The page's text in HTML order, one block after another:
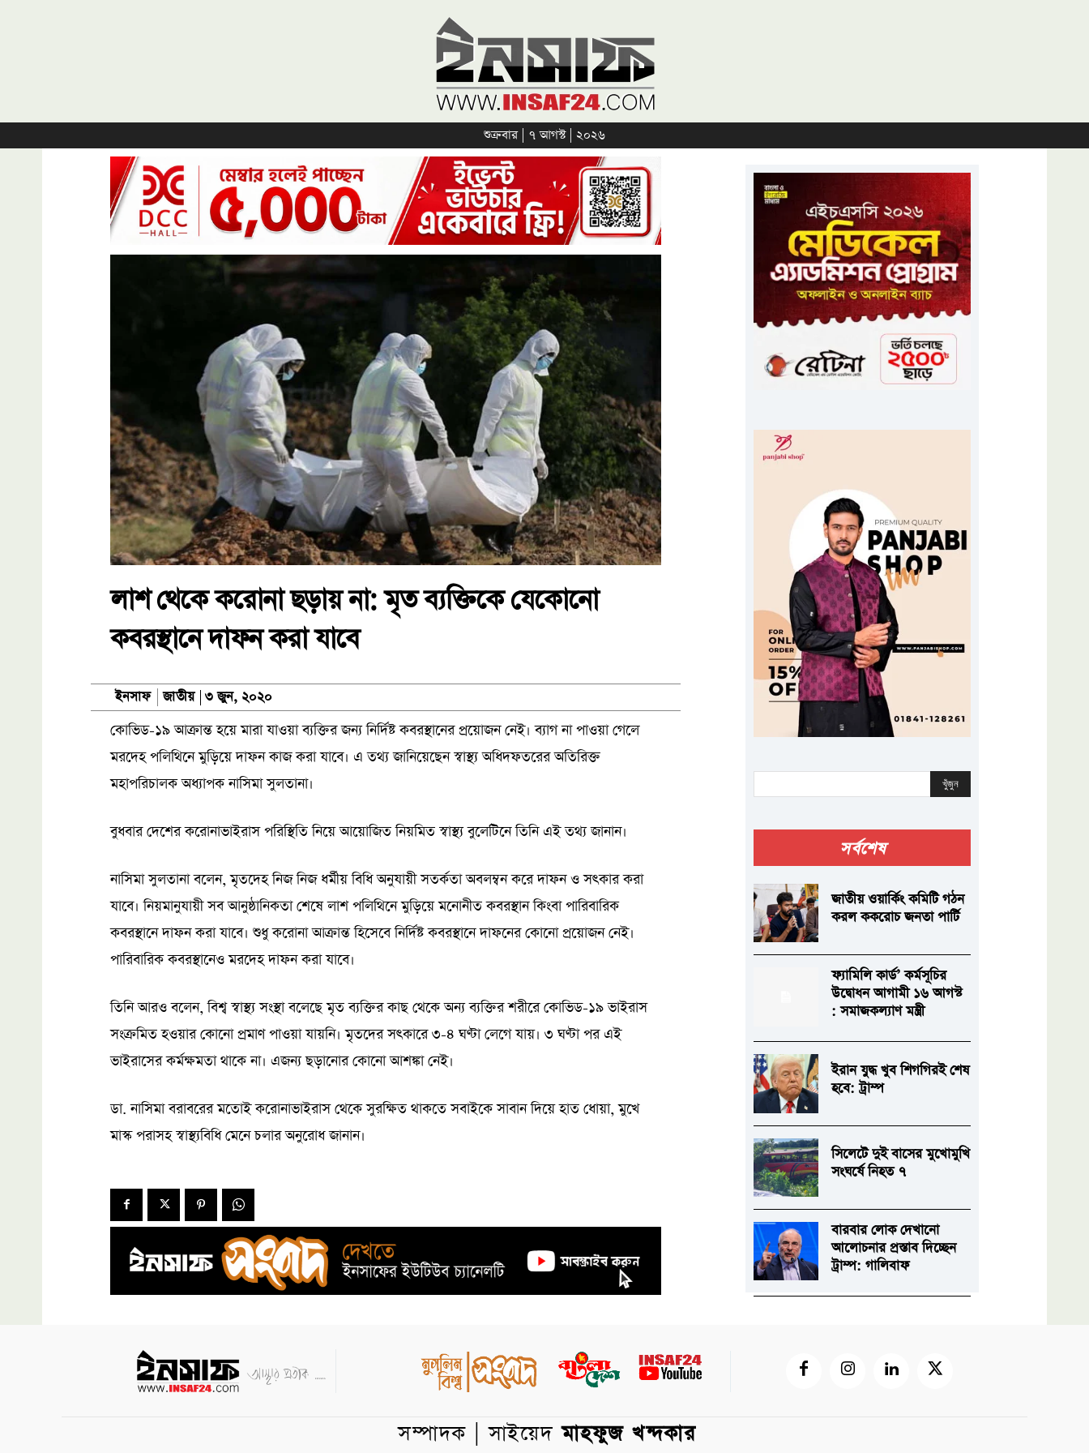
শুক্রবার | ৭ আগস্ট | ২০২৬
লাশ থেকে করোনা ছড়ায় না: মৃত ব্যক্তিকে যেকোনো
কবরস্থানে দাফন করা যাবে
ইনসাফ জাতীয় ৩ জুন, ২০২০
কোভিড-১৯ আক্রান্ত হয়ে মারা যাওয়া ব্যক্তির জন্য নির্দিষ্ট কবরস্থানের প্রয়োজন নেই। ব্যাগ না পাওয়া গেলে
মরদেহ পলিথিনে মুড়িয়ে দাফন কাজ করা যাবে। এ তথ্য জানিয়েছেন স্বাস্থ্য অধিদফতরের অতিরিক্ত
মহাপরিচালক অধ্যাপক নাসিমা সুলতানা।
বুধবার দেশের করোনাভাইরাস পরিস্থিতি নিয়ে আয়োজিত নিয়মিত স্বাস্থ্য বুলেটিনে তিনি এই তথ্য জানান।
নাসিমা সুলতানা বলেন, মৃতদেহ নিজ নিজ ধর্মীয় বিধি অনুযায়ী সতর্কতা অবলম্বন করে দাফন ও সৎকার করা
যাবে। নিয়মানুযায়ী সব আনুষ্ঠানিকতা শেষে লাশ পলিথিনে মুড়িয়ে মনোনীত কবরস্থান কিংবা পারিবারিক
কবরস্থানে দাফন করা যাবে। শুধু করোনা আক্রান্ত হিসেবে নির্দিষ্ট কবরস্থানে দাফনের কোনো প্রয়োজন নেই।
পারিবারিক কবরস্থানেও মরদেহ দাফন করা যাবে।
তিনি আরও বলেন, বিশ্ব স্বাস্থ্য সংস্থা বলেছে মৃত ব্যক্তির কাছ থেকে অন্য ব্যক্তির শরীরে কোভিড-১৯ ভাইরাস
সংক্রমিত হওয়ার কোনো প্রমাণ পাওয়া যায়নি। মৃতদের সৎকারে ৩-৪ ঘণ্টা লেগে যায়। ৩ ঘণ্টা পর এই
ভাইরাসের কর্মক্ষমতা থাকে না। এজন্য ছড়ানোর কোনো আশঙ্কা নেই।
ডা. নাসিমা বরাবরের মতোই করোনাভাইরাস থেকে সুরক্ষিত থাকতে সবাইকে সাবান দিয়ে হাত ধোয়া, মুখে
মাস্ক পরাসহ স্বাস্থ্যবিধি মেনে চলার অনুরোধ জানান।
খুঁজুন
সর্বশেষ
জাতীয় ওয়ার্কিং কমিটি গঠন
করল ককরোচ জনতা পার্টি
ফ্যামিলি কার্ড’ কর্মসূচির
উদ্বোধন আগামী ১৬ আগস্ট
: সমাজকল্যাণ মন্ত্রী
ইরান যুদ্ধ খুব শিগগিরই শেষ
হবে: ট্রাম্প
সিলেটে দুই বাসের মুখোমুখি
সংঘর্ষে নিহত ৭
বারবার লোক দেখানো
আলোচনার প্রস্তাব দিচ্ছেন
ট্রাম্প: গালিবাফ
সম্পাদক | সাইয়েদমাহফুজ খন্দকার